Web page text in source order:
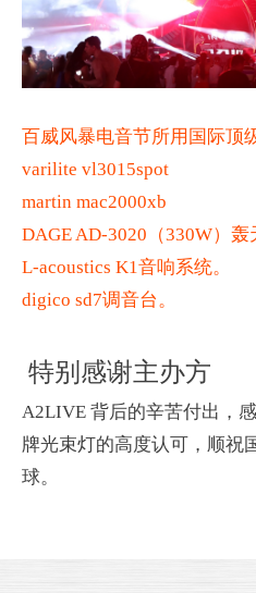
百威风暴电音节所用国际顶
varilite vl3015spot
martin mac2000xb
DAGE AD-3020（330W）轰
L-acoustics K1音响系统。
digico sd7调音台。
特别感谢主办方
A2LIVE 背后的辛苦付出，
牌光束灯的高度认可，顺祝
球。